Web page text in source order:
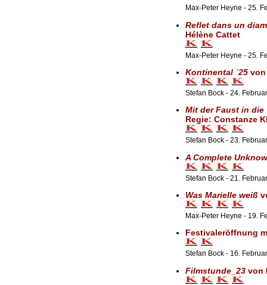
Max-Peter Heyne - 25.
Reflet dans un
Hélène Cattet
Max-Peter Heyne - 25.
Kontinental ´25von
Stefan Bock - 24.
Mit der Faust in die
Regie: Constanze
Stefan Bock - 23.
A Complete
Stefan Bock - 21.
Was Marielle weiß
Max-Peter Heyne - 19.
Festivaleröffnung
Stefan Bock - 16.
Filmstunde_23von